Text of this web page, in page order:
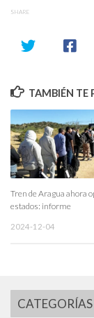
SHARE
TAMBIÉN TE
Tren de Aragua ahora
estados: informe
2024-12-04
CATEGORÍAS